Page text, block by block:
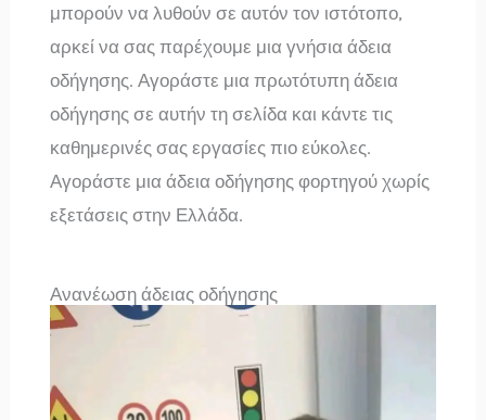
μπορούν να λυθούν σε αυτόν τον ιστότοπο,
αρκεί να σας παρέχουμε μια γνήσια άδεια
οδήγησης. Αγοράστε μια πρωτότυπη άδεια
οδήγησης σε αυτήν τη σελίδα και κάντε τις
καθημερινές σας εργασίες πιο εύκολες.
Αγοράστε μια άδεια οδήγησης φορτηγού χωρίς
εξετάσεις στην Ελλάδα.
Ανανέωση άδειας οδήγησης